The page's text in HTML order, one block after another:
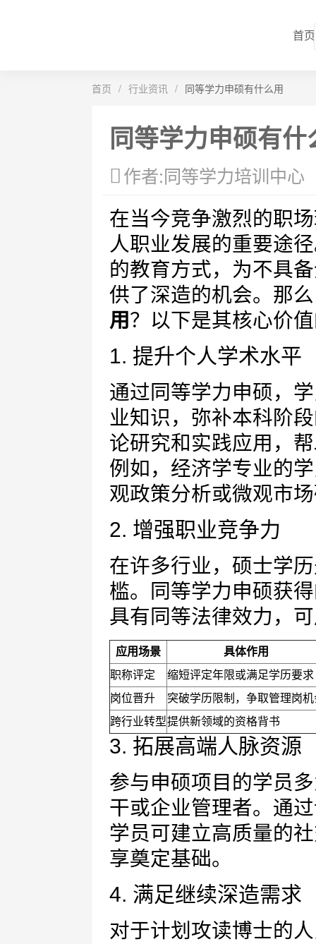
首页
首页 / 行业资讯 / 同等学力申硕有什么用
同等学力申硕有什
作者:同等学力培训中心
在当今竞争激烈的职
人职业发展的重要途
的教育方式，为不具
供了深造的机会。那
用？以下是其核心价
1. 提升个人学术水平
通过同等学力申硕，
业知识，弥补本科阶
论研究和实践应用，
例如，经济学专业的
观政策分析或微观市
2. 增强职业竞争力
在许多行业，硕士学
槛。同等学力申硕获
具有同等法律效力，
应用场景
具体作用
职称评定
缩短评定年限或满足学历要求
岗位晋升
突破学历限制，争取管理岗机
跨行业转型提供新领域的资格背书
3. 拓展高端人脉资源
参与申硕项目的学员
干或企业管理者。通
学员可建立高质量的
享奠定基础。
4. 满足继续深造需求
对于计划攻读博士的